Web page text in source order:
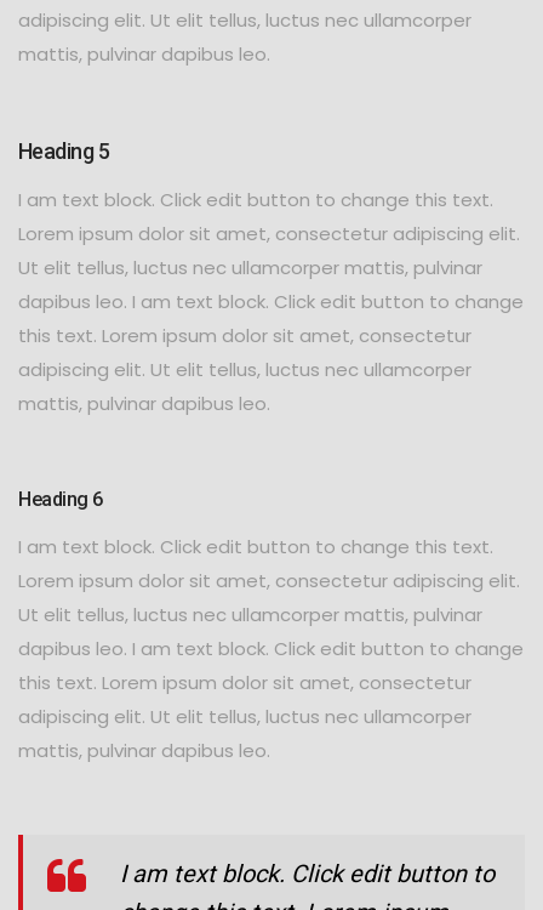
adipiscing elit. Ut elit tellus, luctus nec ullamcorper
mattis, pulvinar dapibus leo.
Heading 5
I am text block. Click edit button to change this text.
Lorem ipsum dolor sit amet, consectetur adipiscing elit.
Ut elit tellus, luctus nec ullamcorper mattis, pulvinar
dapibus leo. I am text block. Click edit button to change
this text. Lorem ipsum dolor sit amet, consectetur
adipiscing elit. Ut elit tellus, luctus nec ullamcorper
mattis, pulvinar dapibus leo.
Heading 6
I am text block. Click edit button to change this text.
Lorem ipsum dolor sit amet, consectetur adipiscing elit.
Ut elit tellus, luctus nec ullamcorper mattis, pulvinar
dapibus leo. I am text block. Click edit button to change
this text. Lorem ipsum dolor sit amet, consectetur
adipiscing elit. Ut elit tellus, luctus nec ullamcorper
mattis, pulvinar dapibus leo.
I am text block. Click edit button to